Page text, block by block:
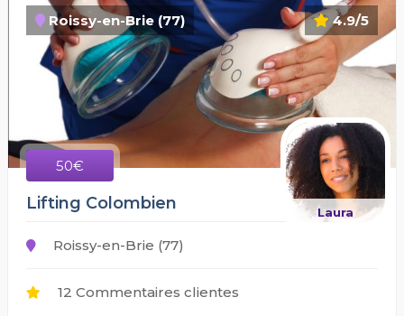
4.9/5
Roissy-en-Brie (77)
50€
Laura
Lifting Colombien
Roissy-en-Brie (77)
12 Commentaires clientes